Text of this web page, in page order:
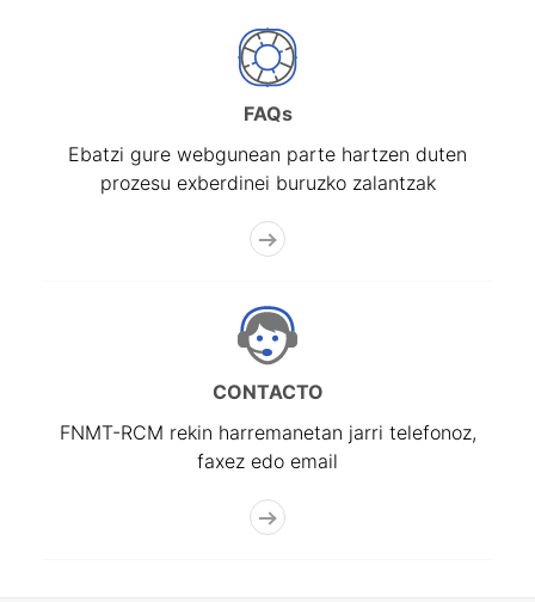
FAQs
Ebatzi gure webgunean parte hartzen duten
prozesu exberdinei buruzko zalantzak
CONTACTO
FNMT-RCM rekin harremanetan jarri telefonoz,
faxez edo email